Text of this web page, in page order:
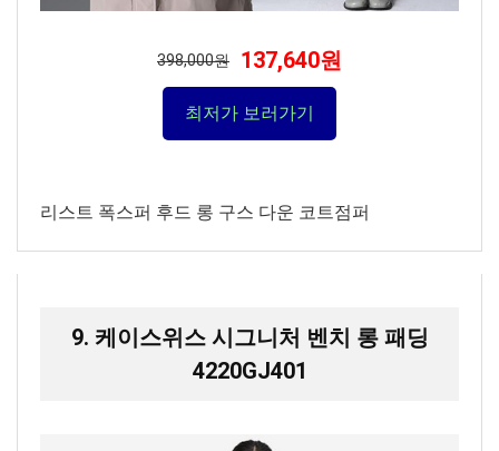
398,000원 137,640원
최저가 보러가기
리스트 폭스퍼 후드 롱 구스 다운 코트점퍼
9. 케이스위스 시그니처 벤치 롱 패딩
4220GJ401